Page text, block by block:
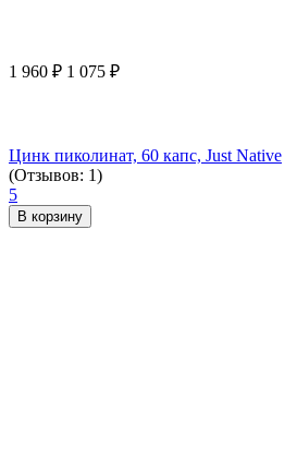
1 960 ₽ 1 075 ₽
Цинк пиколинат, 60 капс, Just Native
(Отзывов: 1)
5
В корзину